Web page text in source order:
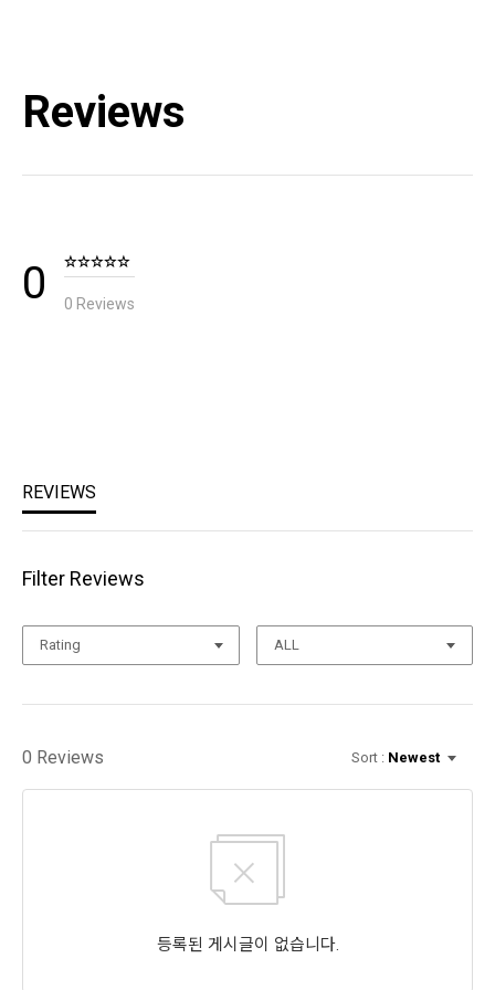
블랙다이아몬드 코리아 / TEL : 1644-4807
해당없음 (상세설명참조)
Reviews